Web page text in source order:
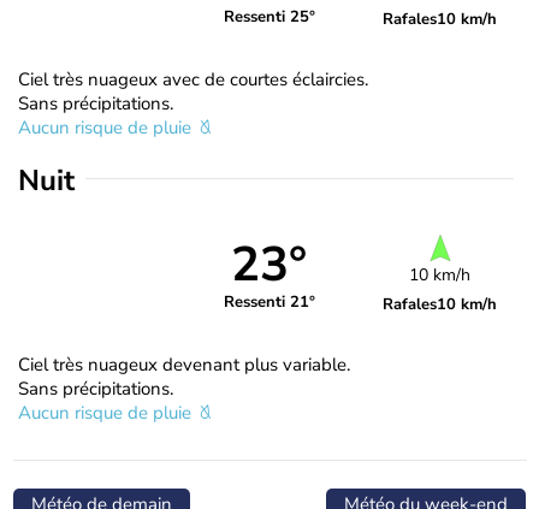
Ressenti 25° Rafales10 km/h
Ciel très nuageux avec de courtes éclaircies.
Sans précipitations.
Aucun risque de pluie
Nuit
23°
Ressenti 21°
10 km/h
Rafales10 km/h
Ciel très nuageux devenant plus variable.
Sans précipitations.
Aucun risque de pluie
Météo de demain Météo du week-end